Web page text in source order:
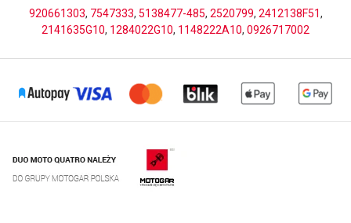
920661303, 7547333, 5138477-485, 2520799, 2412138F51,
2141635G10, 1284022G10, 1148222A10, 0926717002